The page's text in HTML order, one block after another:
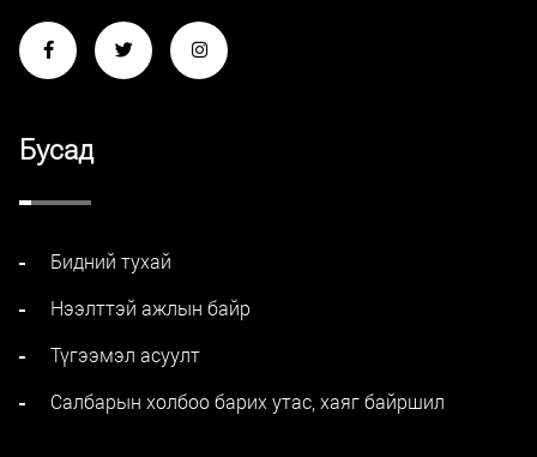
Бусад
Бидний тухай
Нээлттэй ажлын байр
Түгээмэл асуулт
Салбарын холбоо барих утас, хаяг байршил